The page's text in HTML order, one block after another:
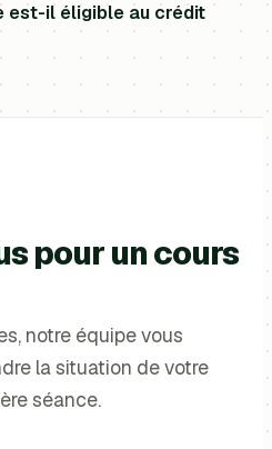
est-il éligible au crédit
pour un cours
notre équipe vous
la situation de votre
séance.